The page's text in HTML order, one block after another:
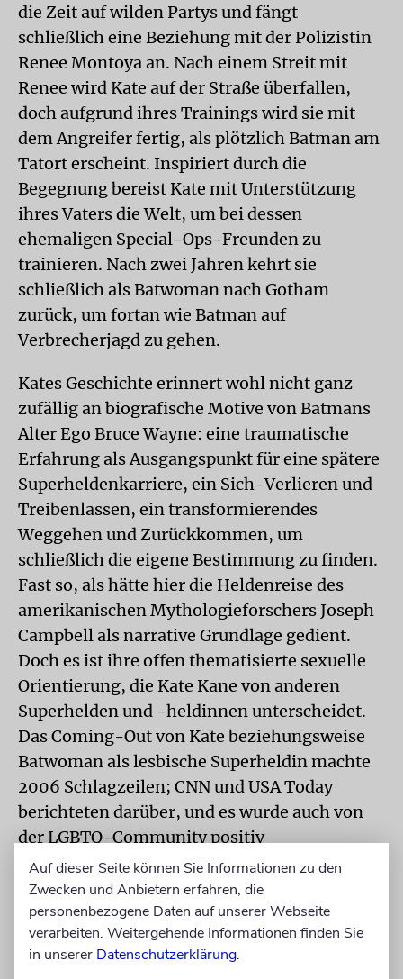
die Zeit auf wilden Partys und fängt
schließlich eine Beziehung mit der Polizistin
Renee Montoya an. Nach einem Streit mit
Renee wird Kate auf der Straße überfallen,
doch aufgrund ihres Trainings wird sie mit
dem Angreifer fertig, als plötzlich Batman am
Tatort erscheint. Inspiriert durch die
Begegnung bereist Kate mit Unterstützung
ihres Vaters die Welt, um bei dessen
ehemaligen Special-Ops-Freunden zu
trainieren. Nach zwei Jahren kehrt sie
schließlich als Batwoman nach Gotham
zurück, um fortan wie Batman auf
Verbrecherjagd zu gehen.
Kates Geschichte erinnert wohl nicht ganz
zufällig an biografische Motive von Batmans
Alter Ego Bruce Wayne: eine traumatische
Erfahrung als Ausgangspunkt für eine spätere
Superheldenkarriere, ein Sich-Verlieren und
Treibenlassen, ein transformierendes
Weggehen und Zurückkommen, um
schließlich die eigene Bestimmung zu finden.
Fast so, als hätte hier die Heldenreise des
amerikanischen Mythologieforschers Joseph
Campbell als narrative Grundlage gedient.
Doch es ist ihre offen thematisierte sexuelle
Orientierung, die Kate Kane von anderen
Superhelden und -heldinnen unterscheidet.
Das Coming-Out von Kate beziehungsweise
Batwoman als lesbische Superheldin machte
2006 Schlagzeilen; CNN und USA Today
berichteten darüber, und es wurde auch von
der LGBTQ-Community positiv
aufgenommen.
Zusammenfassend lässt sich festhalten, dass
Kate Kane eine junge Frau auf der Suche nach
Struktur und Sinn in ihrem Leben ist; was ihr
Auf dieser Seite können Sie Informationen zu den
Zwecken und Anbietern erfahren, die
personenbezogene Daten auf unserer Webseite
verarbeiten. Weitergehende Informationen finden Sie
in unserer Datenschutzerklärung.